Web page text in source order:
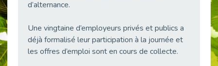
Publié le 04/05/2026
Publié le 04/05/2026
L'alternance : un tremplin vers l'emploi aussi pour les personnes en situation de handicap
Publié le 01/05/2026
d’alternance.
Une vingtaine d’employeurs privés et publics a
déjà formalisé leur participation à la journée et
les offres d’emploi sont en cours de collecte.